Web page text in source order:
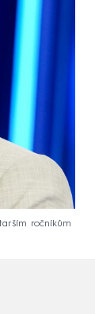
ročníkům